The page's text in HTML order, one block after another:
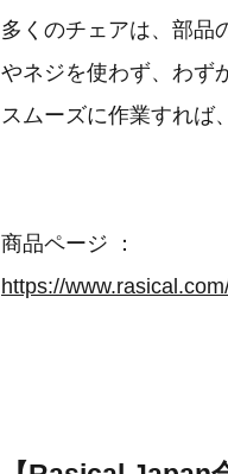
多くのチェアは、部品
やネジを使わず、わず
スムーズに作業すれば
商品ページ ：